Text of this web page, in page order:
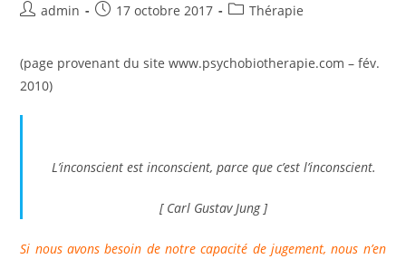
Auteur/autrice
publication :
admin
Publication
17 octobre 2017
PostThérapie
(page provenant du site www.psychobiotherapie.com – fév.
2010)
L’inconscient est inconscient, parce que c’est l’inconscient.
[ Carl Gustav Jung ]
Si nous avons besoin de notre capacité de jugement, nous n’en